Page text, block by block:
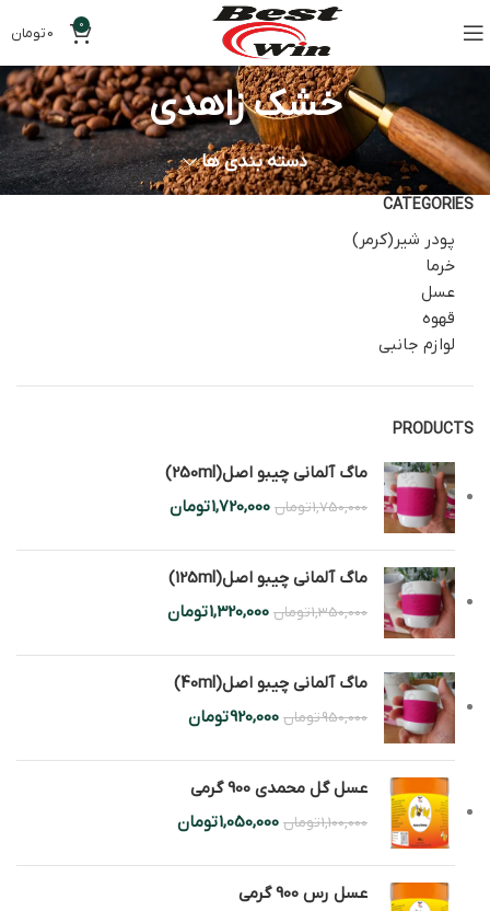
0
0تومان
خشک زاهدی
دسته بندی ها
CATEGORIES
پودر شیر(کرمر)
خرما
عسل
قهوه
لوازم جانبی
PRODUCTS
ماگ آلمانی چیبو اصل(250ml)
1,750,000تومان 1,720,000تومان
ماگ آلمانی چیبو اصل(125ml)
1,350,000تومان 1,320,000تومان
ماگ آلمانی چیبو اصل(40ml)
950,000تومان 920,000تومان
عسل گل محمدی 900 گرمی
1,100,000تومان 1,050,000تومان
عسل رس 900 گرمی